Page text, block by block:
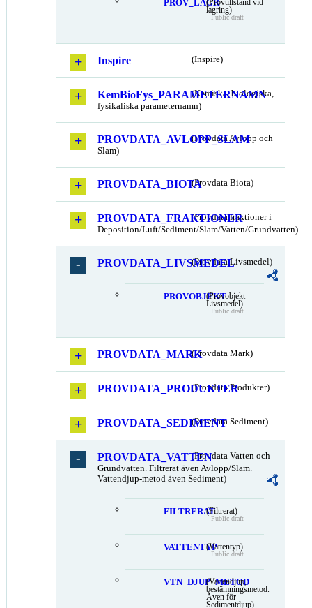
PROV_LAGR(Provtillstånd vid
lagring)
Public draft
Inspire (Inspire)
KemBioFys_PARAMETERNAMN
(Kemiska, biologiska,
fysikaliska parameternamn)
PROVDATA_AVLOPP_SLAM
(Provdata Avlopp och
Slam)
PROVDATA_BIOTA(Provdata Biota)
PROVDATA_FRAKTIONER
(Provdata fraktioner i
Deposition/Luft/Sediment/Slam/Vatten/Grundvatten)
PROVDATA_LIVSMEDEL
(Provdata Livsmedel)
PROVOBJEKT(Provobjekt
Livsmedel)
Public draft
PROVDATA_MARK(Provdata Mark)
PROVDATA_PRODUKTER
(Provdata Produkter)
PROVDATA_SEDIMENT(Provdata Sediment)
PROVDATA_VATTEN(Provdata Vatten och
Grundvatten. Filtrerat även Avlopp/Slam.
Vattendjup-metod även Sediment)
FILTRERAT(Filtrerat)
Public draft
VATTENTYP(Vattentyp)
Public draft
VTN_DJUP_METOD
(Vattendjup,
bestämningsmetod.
Även för
Sedimentdjup)